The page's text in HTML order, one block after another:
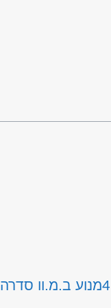
מנוע ב.מ.וו סדרה 4 מחיר